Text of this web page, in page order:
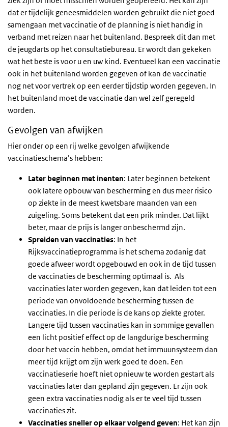
dat er tijdelijk geneesmiddelen worden gebruikt die niet goed
samengaan met vaccinatie of de planning is niet handig in
verband met reizen naar het buitenland. Bespreek dit dan met
de jeugdarts op het consultatiebureau. Er wordt dan gekeken
wat het beste is voor u en uw kind. Eventueel kan een vaccinatie
ook in het buitenland worden gegeven of kan de vaccinatie
nog net voor vertrek op een eerder tijdstip worden gegeven. In
het buitenland moet de vaccinatie dan wel zelf geregeld
worden.
Gevolgen van afwijken
Hier onder op een rij welke gevolgen afwijkende
vaccinatieschema’s hebben:
Later beginnen met inenten: Later beginnen betekent
ook latere opbouw van bescherming en dus meer risico
op ziekte in de meest kwetsbare maanden van een
zuigeling. Soms betekent dat een prik minder. Dat lijkt
beter, maar de prijs is langer onbeschermd zijn.
Spreiden van vaccinaties: In het
Rijksvaccinatieprogramma is het schema zodanig dat
goede afweer wordt opgebouwd en ook in de tijd tussen
de vaccinaties de bescherming optimaal is. Als
vaccinaties later worden gegeven, kan dat leiden tot een
periode van onvoldoende bescherming tussen de
vaccinaties. In die periode is de kans op ziekte groter.
Langere tijd tussen vaccinaties kan in sommige gevallen
een licht positief effect op de langdurige bescherming
door het vaccin hebben, omdat het immuunsysteem dan
meer tijd krijgt om zijn werk goed te doen. Een
vaccinatieserie hoeft niet opnieuw te worden gestart als
vaccinaties later dan gepland zijn gegeven. Er zijn ook
geen extra vaccinaties nodig als er te veel tijd tussen
vaccinaties zit.
Vaccinaties sneller op elkaar volgend geven: Het kan zijn